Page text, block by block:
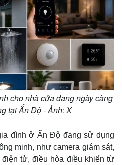
cho nhà cửa đang ngày càng
tại Ấn Độ - Ảnh: X
đình ở Ấn Độ đang sử dụng
minh, như camera giám sát,
tử, điều hòa điều khiển từ